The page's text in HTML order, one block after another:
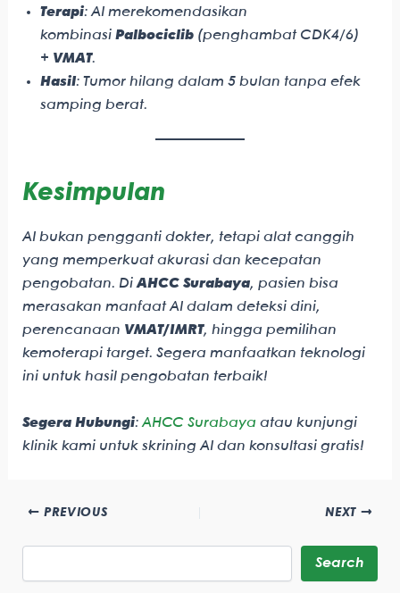
Terapi: AI merekomendasikan
kombinasi Palbociclib(penghambat CDK4/6)
+ VMAT.
Hasil: Tumor hilang dalam 5 bulan tanpa efek
samping berat.
Kesimpulan
AI bukan pengganti dokter, tetapi alat canggih
yang memperkuat akurasi dan kecepatan
pengobatan. DiAHCC Surabaya, pasien bisa
merasakan manfaat AI dalam deteksi dini,
perencanaan VMAT/IMRT, hingga pemilihan
kemoterapi target. Segera manfaatkan teknologi
ini untuk hasil pengobatan terbaik!
Segera Hubungi:AHCC Surabaya atau kunjungi
klinik kami untuk skrining AI dan konsultasi gratis!
PREVIOUS NEXT
Search